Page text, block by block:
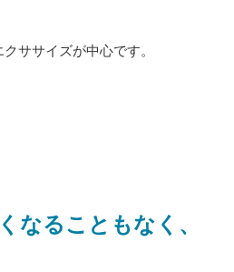
ササイズが中心です。
なることもなく、